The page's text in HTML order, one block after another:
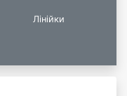
Лінійки